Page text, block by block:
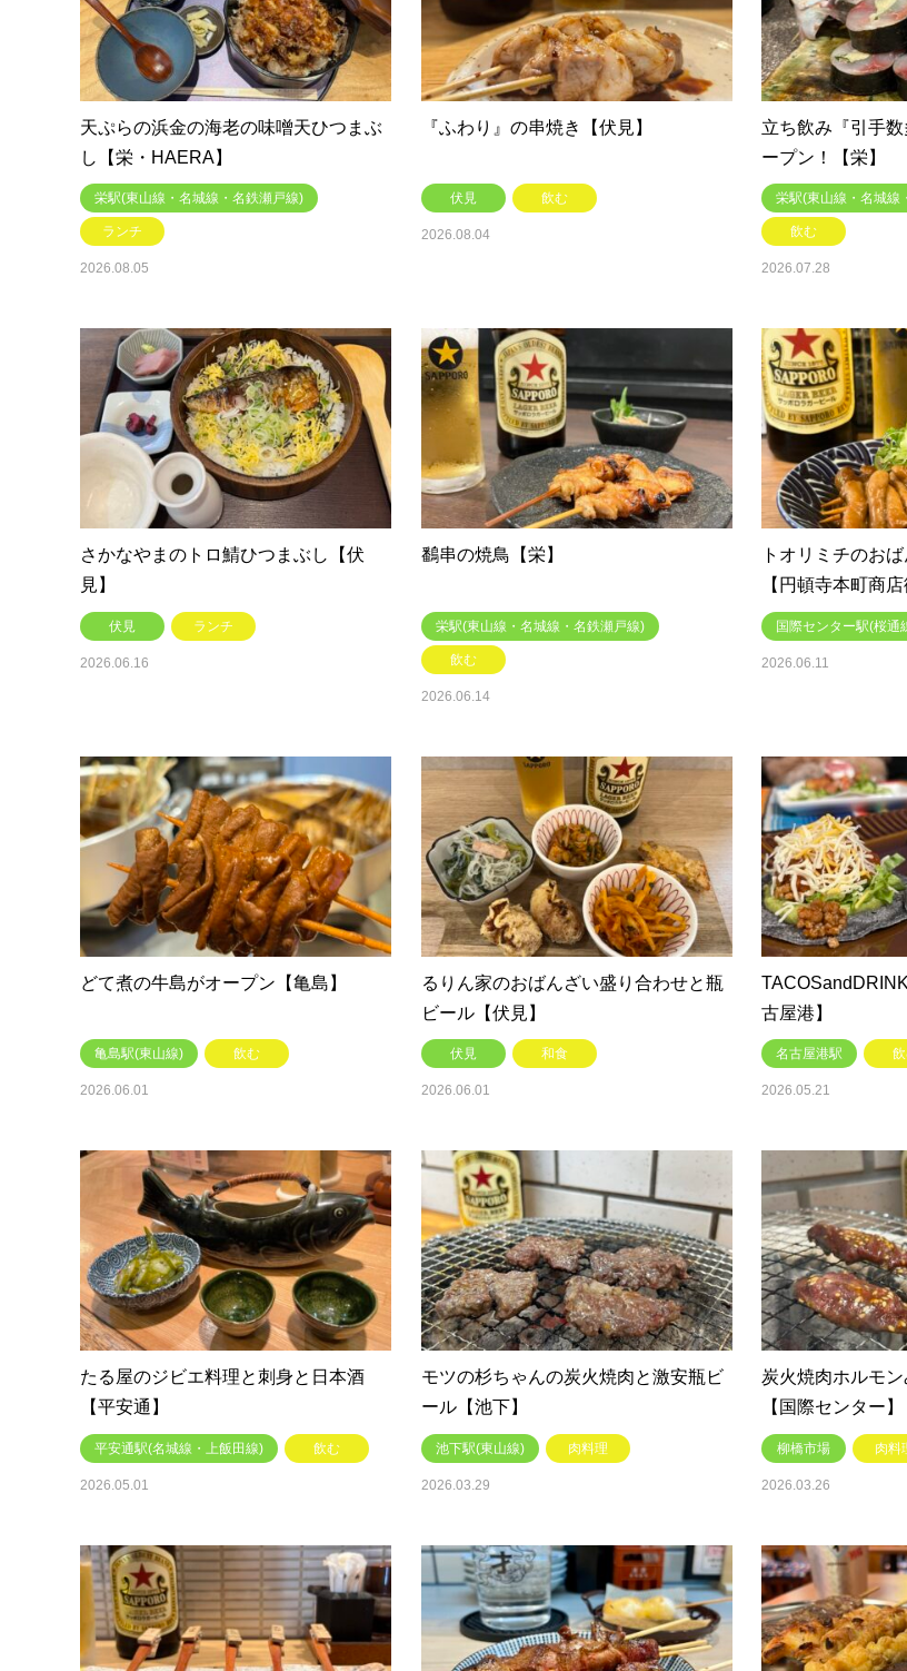
天ぷらの浜金の海老の味噌天ひつまぶ
し【栄・HAERA】
栄駅(東山線・名城線・名鉄瀬戸線)
ランチ
2026.08.05
『ふわり』の串焼き【伏見】
伏見 飲む
2026.08.04
立ち飲み『引手
ープン！【栄】
栄駅(東山線・名城線
飲む
2026.07.28
さかなやまのトロ鯖ひつまぶし【伏
見】
伏見 ランチ
2026.06.16
鷭串の焼鳥【栄】
栄駅(東山線・名城線・名鉄瀬戸線)
飲む
2026.06.14
トオリミチのお
【円頓寺本町商店
国際センター駅(桜通
2026.06.11
どて煮の牛島がオープン【亀島】
亀島駅(東山線) 飲む
2026.06.01
るりん家のおばんざい盛り合わせと瓶
ビール【伏見】
伏見 和食
2026.06.01
古屋港】
名古屋港駅
2026.05.21
たる屋のジビエ料理と刺身と日本酒
【平安通】
平安通駅(名城線・上飯田線) 飲む
2026.05.01
モツの杉ちゃんの炭火焼肉と激安瓶ビ
ール【池下】
池下駅(東山線) 肉料理
2026.03.29
炭火焼肉ホルモ
【国際センター】
柳橋市場 肉料
2026.03.26